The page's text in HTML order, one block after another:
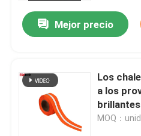
Mejor precio
Los
a los
Fabric
MOQ：